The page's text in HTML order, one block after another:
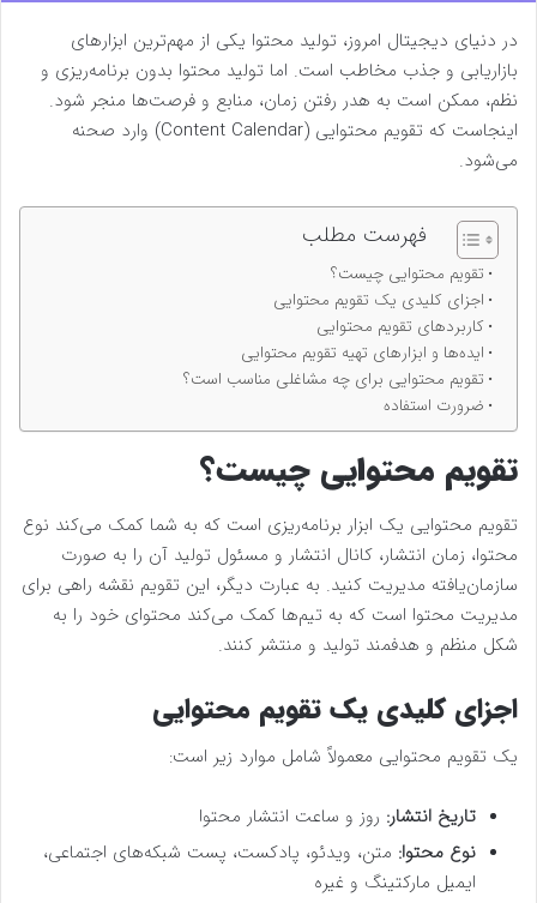
در دنیای دیجیتال امروز، تولید محتوا یکی از مهم‌ترین ابزارهای
بازاریابی و جذب مخاطب است. اما تولید محتوا بدون برنامه‌ریزی و
نظم، ممکن است به هدر رفتن زمان، منابع و فرصت‌ها منجر شود.
اینجاست که تقویم محتوایی (Content Calendar) وارد صحنه
می‌شود.
فهرست مطلب
تقویم محتوایی چیست؟
اجزای کلیدی یک تقویم محتوایی
کاربردهای تقویم محتوایی
ایده‌ها و ابزارهای تهیه تقویم محتوایی
تقویم محتوایی برای چه مشاغلی مناسب است؟
ضرورت استفاده
تقویم محتوایی چیست؟
تقویم محتوایی یک ابزار برنامه‌ریزی است که به شما کمک می‌کند نوع
محتوا، زمان انتشار، کانال انتشار و مسئول تولید آن را به صورت
سازمان‌یافته مدیریت کنید. به عبارت دیگر، این تقویم نقشه راهی برای
مدیریت محتوا است که به تیم‌ها کمک می‌کند محتوای خود را به
شکل منظم و هدفمند تولید و منتشر کنند.
اجزای کلیدی یک تقویم محتوایی
یک تقویم محتوایی معمولاً شامل موارد زیر است:
تاریخ انتشار: روز و ساعت انتشار محتوا
نوع محتوا: متن، ویدئو، پادکست، پست شبکه‌های اجتماعی،
ایمیل مارکتینگ و غیره